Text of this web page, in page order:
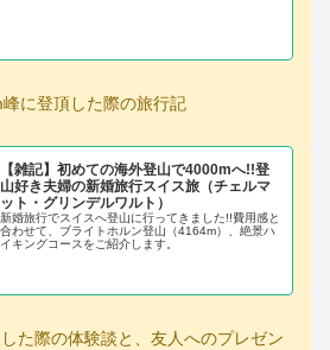
に登頂した際の旅行記
【雑記】初めての海外登山で4000mへ!!登
山好き夫婦の新婚旅行スイス旅（チェルマ
ット・グリンデルワルト）
新婚旅行でスイスへ登山に行ってきました!!費用感と
合わせて、ブライトホルン登山（4164m）、絶景ハ
イキングコースをご紹介します。
た際の体験談と、友人へのプレゼン